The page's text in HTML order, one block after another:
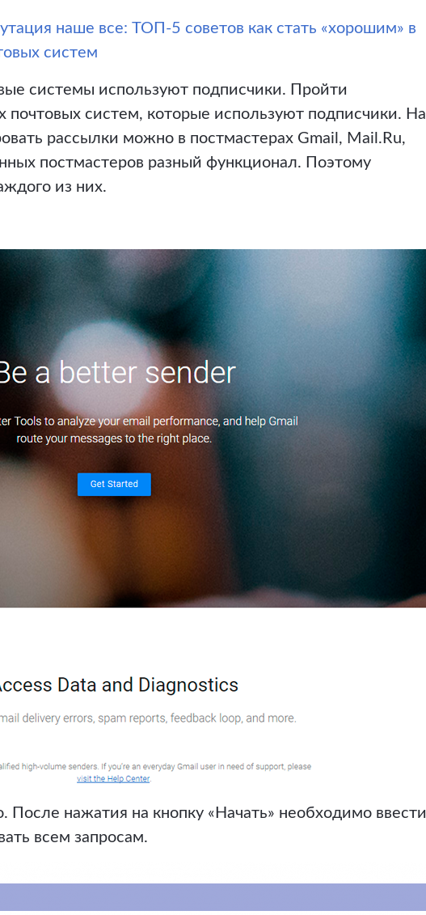
наше все: ТОП-5 советов как стать «хорошим» в
систем
системы используют подписчики. Пройти
почтовых систем, которые используют подписчики. На
рассылки можно в постмастерах Gmail, Mail.Ru,
постмастеров разный функционал. Поэтому
из них.
После нажатия на кнопку «Начать» необходимо ввести
всем запросам.